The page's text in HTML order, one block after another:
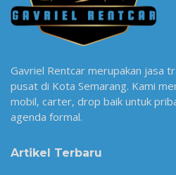
Gavriel Rentcar merupakan jasa
pusat di Kota Semarang. Kami
mobil, carter, drop baik untuk
agenda formal.
Artikel Terbaru